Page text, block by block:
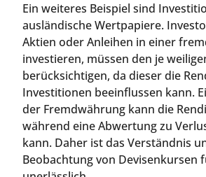
Ein weiteres Beispiel sind
ausländische Wertpapiere.
Aktien oder Anleihen in einer
investieren, müssen den je
berücksichtigen, da dieser die
Investitionen beeinflussen kann.
der Fremdwährung kann die
während eine Abwertung zu
kann. Daher ist das Verständnis
Beobachtung von Devisenkursen